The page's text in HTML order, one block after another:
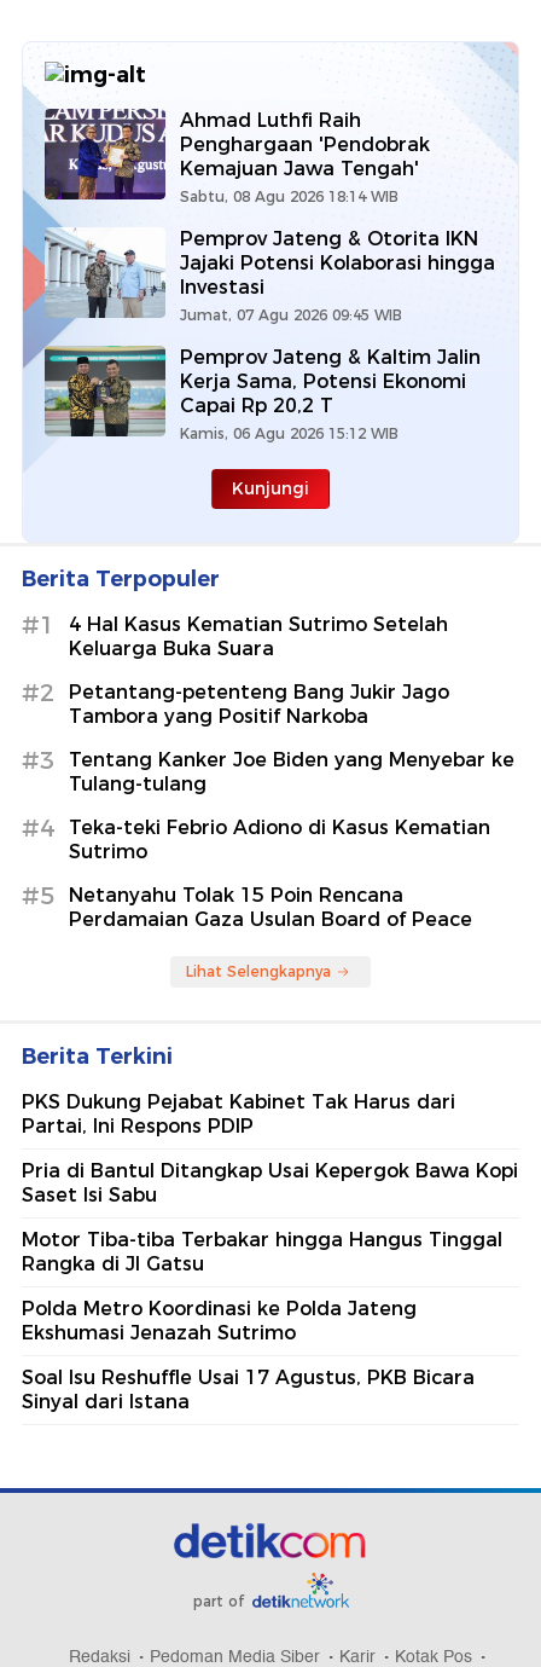
Ahmad Luthfi Raih
Penghargaan 'Pendobrak
Kemajuan Jawa Tengah'
Sabtu, 08 Agu 2026 18:14 WIB
Pemprov Jateng & Otorita IKN
Jajaki Potensi Kolaborasi hingga
Investasi
Jumat, 07 Agu 2026 09:45 WIB
Pemprov Jateng & Kaltim Jalin
Kerja Sama, Potensi Ekonomi
Capai Rp 20,2 T
Kamis, 06 Agu 2026 15:12 WIB
Kunjungi
Berita Terpopuler
#1
4 Hal Kasus Kematian Sutrimo Setelah
Keluarga Buka Suara
#2
Petantang-petenteng Bang Jukir Jago
Tambora yang Positif Narkoba
#3
Tentang Kanker Joe Biden yang Menyebar ke
Tulang-tulang
#4
Teka-teki Febrio Adiono di Kasus Kematian
Sutrimo
#5
Netanyahu Tolak 15 Poin Rencana
Perdamaian Gaza Usulan Board of Peace
Lihat Selengkapnya
Berita Terkini
PKS Dukung Pejabat Kabinet Tak Harus dari
Partai, Ini Respons PDIP
Pria di Bantul Ditangkap Usai Kepergok Bawa Kopi
Saset Isi Sabu
Motor Tiba-tiba Terbakar hingga Hangus Tinggal
Rangka di Jl Gatsu
Polda Metro Koordinasi ke Polda Jateng
Ekshumasi Jenazah Sutrimo
Soal Isu Reshuffle Usai 17 Agustus, PKB Bicara
Sinyal dari Istana
part of
Redaksi Pedoman Media Siber Karir Kotak Pos